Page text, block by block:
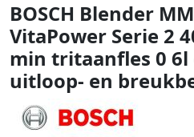
BOSCH Blender
VitaPower Serie 2
min tritaanfles 0
uitloop- en